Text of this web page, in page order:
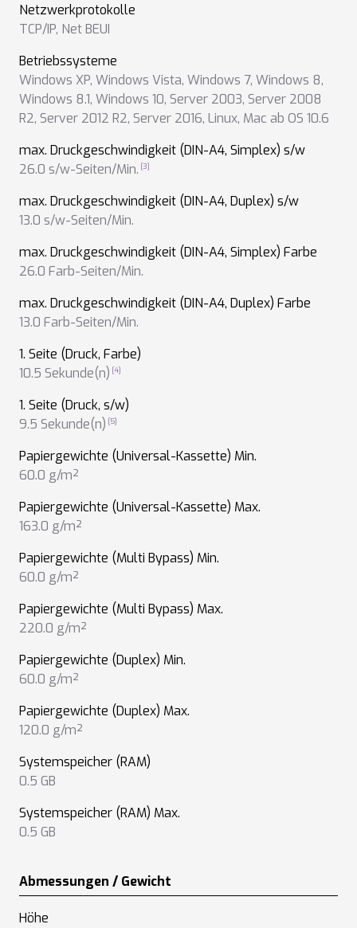
Netzwerkprotokolle
TCP/IP, Net BEUI
Betriebssysteme
Windows XP, Windows Vista, Windows 7, Windows 8,
Windows 8.1, Windows 10, Server 2003, Server 2008
R2, Server 2012 R2, Server 2016, Linux, Mac ab OS 10.6
max. Druckgeschwindigkeit (DIN-A4, Simplex) s/w
26.0 s/w-Seiten/Min.
max. Druckgeschwindigkeit (DIN-A4, Duplex) s/w
13.0 s/w-Seiten/Min.
max. Druckgeschwindigkeit (DIN-A4, Simplex) Farbe
26.0 Farb-Seiten/Min.
max. Druckgeschwindigkeit (DIN-A4, Duplex) Farbe
13.0 Farb-Seiten/Min.
1. Seite (Druck, Farbe)
10.5 Sekunde(n)
1. Seite (Druck, s/w)
9.5 Sekunde(n)
Papiergewichte (Universal-Kassette) Min.
60.0 g/m²
Papiergewichte (Universal-Kassette) Max.
163.0 g/m²
Papiergewichte (Multi Bypass) Min.
60.0 g/m²
Papiergewichte (Multi Bypass) Max.
220.0 g/m²
Papiergewichte (Duplex) Min.
60.0 g/m²
Papiergewichte (Duplex) Max.
120.0 g/m²
Systemspeicher (RAM)
0.5 GB
Systemspeicher (RAM) Max.
0.5 GB
Abmessungen / Gewicht
Höhe